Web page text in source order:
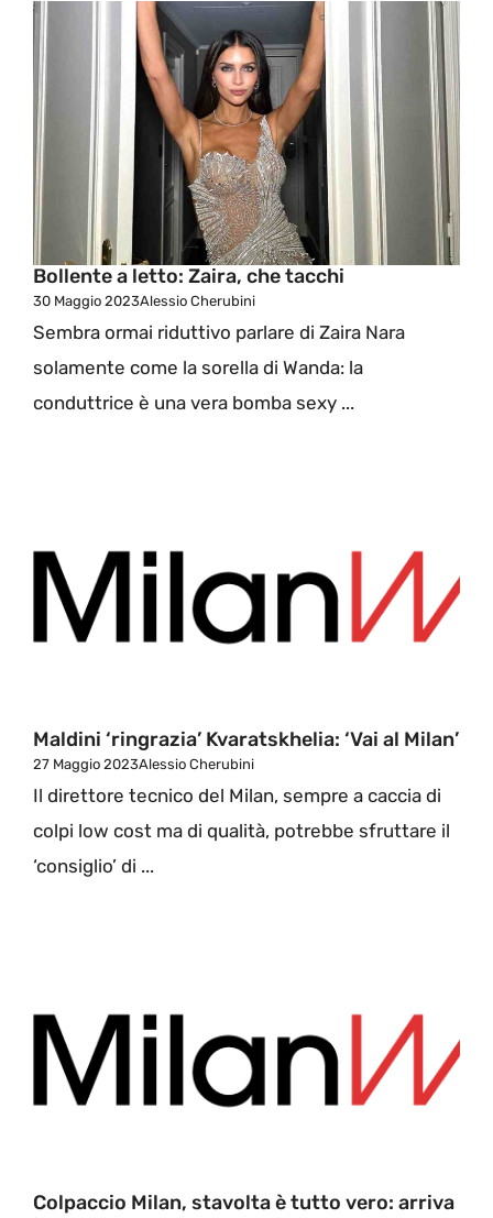
Bollente a letto: Zaira, che tacchi
30 Maggio 2023Alessio Cherubini
Sembra ormai riduttivo parlare di Zaira Nara
solamente come la sorella di Wanda: la
conduttrice è una vera bomba sexy ...
Maldini ‘ringrazia’ Kvaratskhelia: ‘Vai al Milan’
27 Maggio 2023Alessio Cherubini
Il direttore tecnico del Milan, sempre a caccia di
colpi low cost ma di qualità, potrebbe sfruttare il
‘consiglio’ di ...
Colpaccio Milan, stavolta è tutto vero: arriva